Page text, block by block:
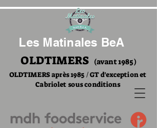
Les Matinales BeA
OLDTIMERS (avant 1985)
OLDTIMERS après 1985 / GT d'exception et
Cabriolet sous conditions